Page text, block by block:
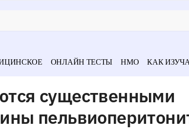
ОНЛАЙН ТЕСТЫ НМО КАК
существенными